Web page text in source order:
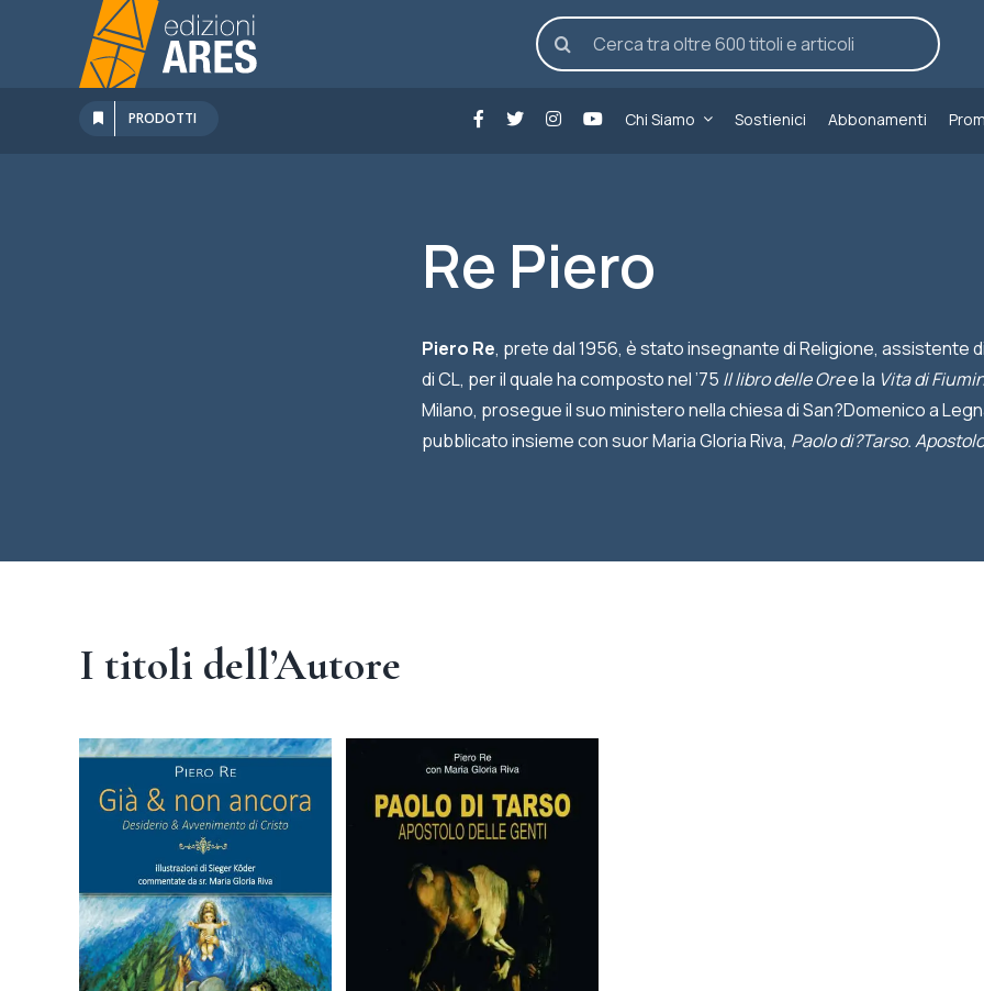
contenuto
Cerca
per:
PRODOTTI Chi Siamo Sostienici Abbonamenti
Re Piero
Piero Re, prete dal 1956, è stato insegnante di Religione, assistente
di CL, per il quale ha composto nel ’75 Il libro delle Oree la Vita di
Milano, prosegue il suo ministero nella chiesa di San?Domenico a
pubblicato insieme con suor Maria Gloria Riva, Paolo di?Tarso.
I titoli dell’Autore